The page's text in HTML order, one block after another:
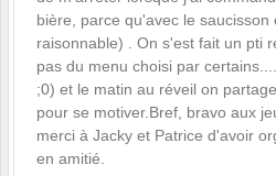
bière, parce qu'avec le
raisonnable) . On s'est fait un pti
pas du menu choisi par
;0) et le matin au réveil on
pour se motiver.Bref, bravo aux
merci à Jacky et Patrice d'avoir
en amitié.